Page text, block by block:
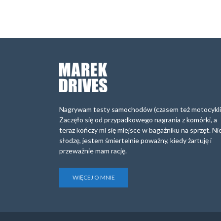
Nagrywam testy samochodów (czasem też
Zaczęło się od przypadkowego nagrania z komórki, a
teraz kończy mi się miejsce w bagażniku na sprzęt.
słodzę, jestem śmiertelnie poważny, kiedy żartuję i
przeważnie mam rację.
WIĘCEJ O MNIE